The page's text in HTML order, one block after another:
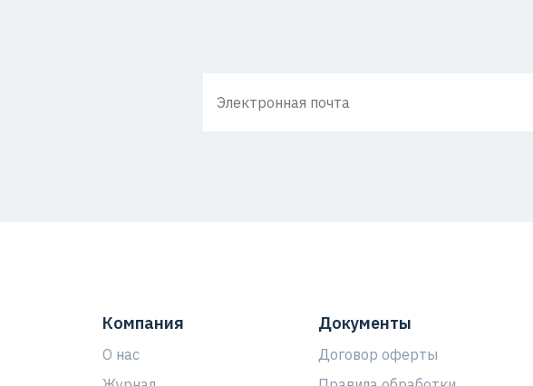
Компания
О нас
Документы
Договор оферты